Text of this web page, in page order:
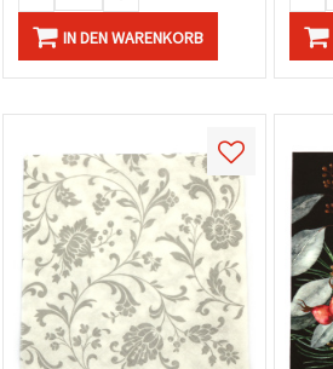
IN DEN WARENKORB